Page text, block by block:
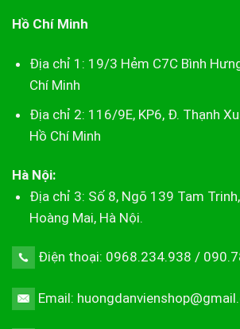
Hồ Chí Minh
Địa chỉ 1: 19/3 Hẻm C7C Bình
Chí Minh
Địa chỉ 2: 116/9E, KP6, Đ. Thạnh
Hồ Chí Minh
Hà Nội:
Địa chỉ 3: Số 8, Ngõ 139 Tam
Hoàng Mai, Hà Nội.
Điện thoại: 0968.234.938 /
Email: